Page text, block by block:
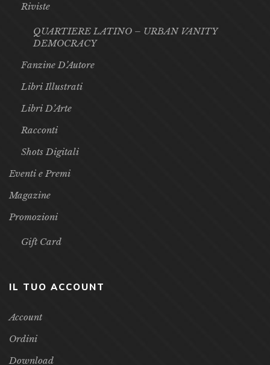
Riviste
QUARTIERE LATINO – URBAN VANITY
DEMOCRACY
Fanzine D’Autore
Libri Illustrati
Libri D’Arte
Racconti
Shots Digitali
Eventi e Premi
Magazine
Promozioni
Gift Card
IL TUO ACCOUNT
Account
Ordini
Download